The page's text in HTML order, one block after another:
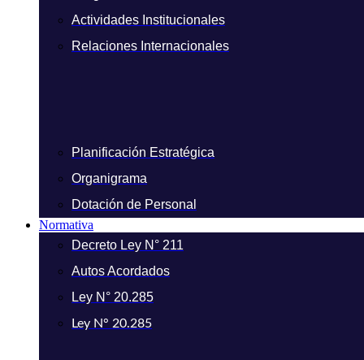
Actividades Institucionales
Relaciones Internacionales
Planificación Estratégica
Organigrama
Dotación de Personal
Normativa
Decreto Ley N° 211
Autos Acordados
Ley N° 20.285
Ley N° 20.285